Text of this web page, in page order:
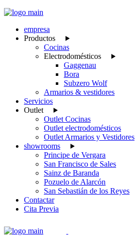
empresa
Productos
Cocinas
Electrodomésticos
Gaggenau
Bora
Subzero Wolf
Armarios & vestidores
Servicios
Outlet
Outlet Cocinas
Outlet electrodomésticos
Outlet Armarios y Vestidores
showrooms
Principe de Vergara
San Francisco de Sales
Sainz de Baranda
Pozuelo de Alarcón
San Sebastián de los Reyes
Contactar
Cita Previa